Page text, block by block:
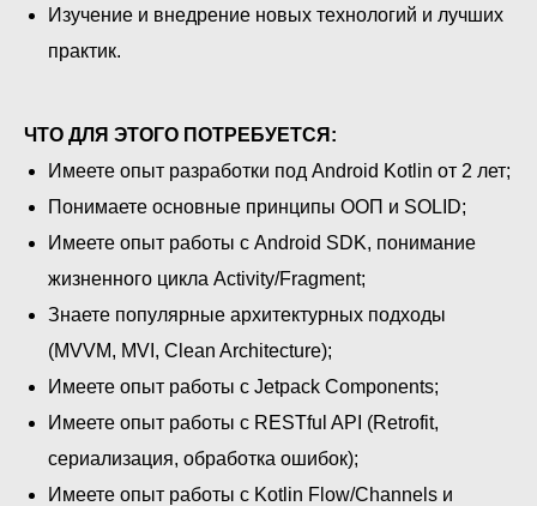
Изучение и внедрение новых технологий и лучших
практик.
ЧТО ДЛЯ ЭТОГО ПОТРЕБУЕТСЯ:
Имеете опыт разработки под Android Kotlin от 2 лет;
Понимаете основные принципы ООП и SOLID;
Имеете опыт работы с Android SDK, понимание
жизненного цикла Activity/Fragment;
Знаете популярные архитектурных подходы
(MVVM, MVI, Clean Architecture);
Имеете опыт работы с Jetpack Components;
Имеете опыт работы с RESTful API (Retrofit,
сериализация, обработка ошибок);
Имеете опыт работы с Kotlin Flow/Channels и